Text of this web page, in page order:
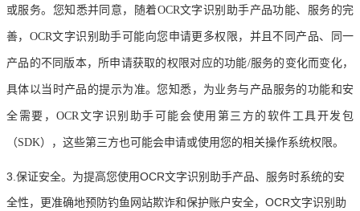
或服务。您知悉并同意，随着OCR文字识别助手产品功能、服务的完
善，OCR文字识别助手可能向您申请更多权限，并且不同产品、同一
产品的不同版本，所申请获取的权限对应的功能/服务的变化而变化，
具体以当时产品的提示为准。您知悉，为业务与产品服务的功能和安
全需要，OCR文字识别助手可能会使用第三方的软件工具开发包
（SDK），这些第三方也可能会申请或使用您的相关操作系统权限。
3.保证安全。为提高您使用OCR文字识别助手产品、服务时系统的安
全性，更准确地预防钓鱼网站欺诈和保护账户安全，OCR文字识别助